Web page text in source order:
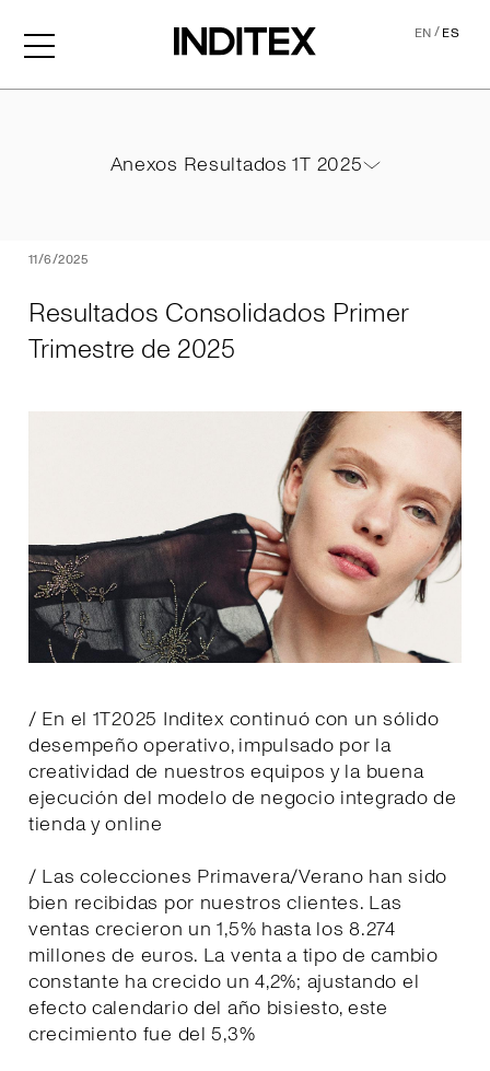
EN/ES
11/6/2025
Resultados Consolidados Primer
Trimestre de 2025
/ En el 1T2025 Inditex continuó con un sólido
desempeño operativo, impulsado por la
creatividad de nuestros equipos y la buena
ejecución del modelo de negocio integrado de
tienda y online
/ Las colecciones Primavera/Verano han sido
bien recibidas por nuestros clientes. Las
ventas crecieron un 1,5% hasta los 8.274
millones de euros. La venta a tipo de cambio
constante ha crecido un 4,2%; ajustando el
efecto calendario del año bisiesto, este
crecimiento fue del 5,3%
Anexos Resultados 1T 2025